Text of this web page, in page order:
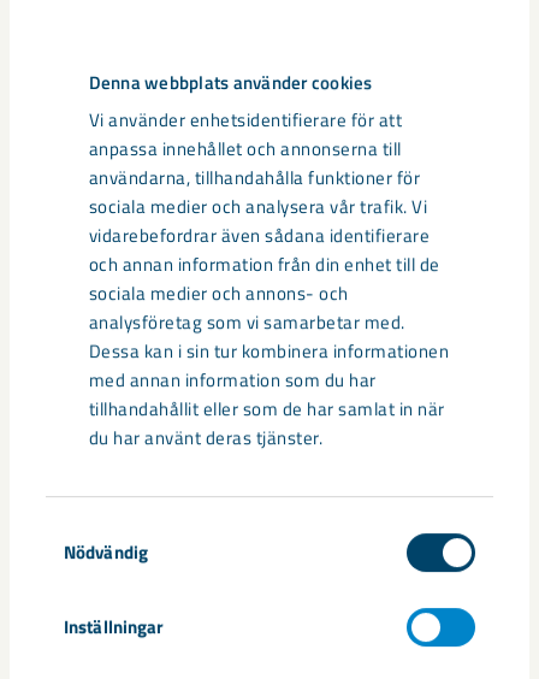
Denna webbplats använder cookies
Vi använder enhetsidentifierare för att
anpassa innehållet och annonserna till
användarna, tillhandahålla funktioner för
sociala medier och analysera vår trafik. Vi
vidarebefordrar även sådana identifierare
och annan information från din enhet till de
sociala medier och annons- och
analysföretag som vi samarbetar med.
Dessa kan i sin tur kombinera informationen
med annan information som du har
tillhandahållit eller som de har samlat in när
du har använt deras tjänster.
Nödvändig
Inställningar
Relaterat innehåll
Så kan humanoida robotar öka
säkerheten i framtidens gruva
Utvecklingen av humanoida robotar, människoliknande
robotar med armar och ben, går snabbt. I takt med att